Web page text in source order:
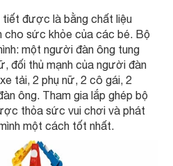
được là bằng chất liệu
sức khỏe của các bé. Bộ
một người đàn ông tung
đối thủ mạnh của người đàn
tải, 2 phụ nữ, 2 cô gái, 2
ông. Tham gia lắp ghép bộ
thỏa sức vui chơi và phát
một cách tốt nhất.